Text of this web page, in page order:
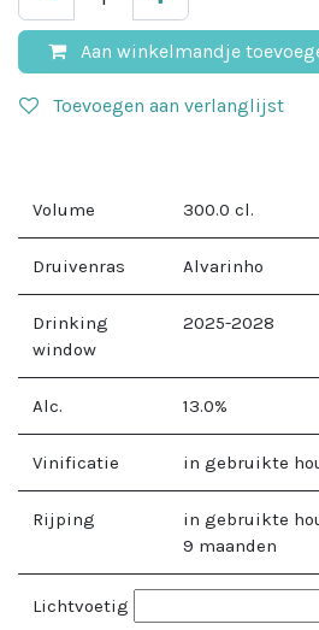
Aan winkelmandje
Toevoegen aan verlanglijst
Volume 300.0 cl.
Druivenras Alvarinho
Drinking
window
2025-2028
Alc. 13.0%
Vinificatie in gebruikte
Rijping
in gebruikte
9 maanden
Lichtvoetig